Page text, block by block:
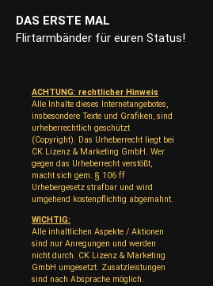
DAS ERSTE MAL
Flirtarmbänder für euren Status!
ACHTUNG: rechtlicher Hinweis
Alle Inhalte dieses Internetangebotes,
insbesondere Texte und Grafiken, sind
urheberrechtlich geschützt
(Copyright). Das Urheberrecht liegt bei
CK Lizenz & Marketing GmbH. Wer
gegen das Urheberrecht verstößt,
macht sich gem. § 106 ff
Urhebergesetz strafbar und wird
umgehend kostenpflichtig abgemahnt.
WICHTIG:
Alle inhaltlichen Aspekte / Aktionen
sind nur Anregungen und werden
nicht durch. CK Lizenz & Marketing
GmbH umgesetzt. Zusatzleistungen
sind nach Absprache möglich.